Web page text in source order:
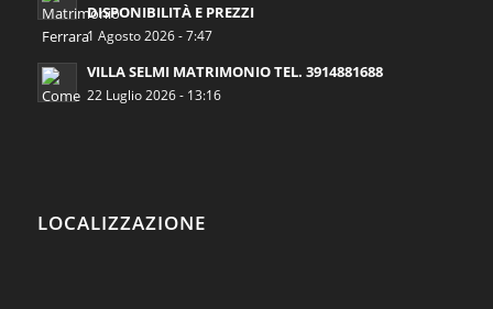
DISPONIBILITÀ E PREZZI
1 Agosto 2026 - 7:47
VILLA SELMI MATRIMONIO TEL. 3914881688
22 Luglio 2026 - 13:16
LOCALIZZAZIONE